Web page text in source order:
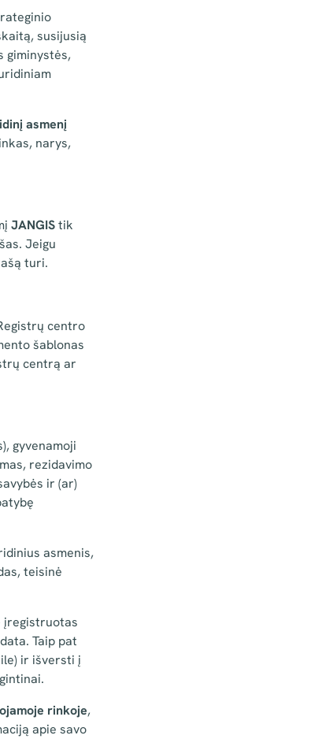
susijusią
giminystės,
asmenį
narys,
JANGIStik
Jeigu
turi.
centro
šablonas
centrą ar
gyvenamoji
rezidavimo
ir (ar)
asmenis,
teisinė
įregistruotas
Taip pat
ir išversti į
rinkoje,
apie savo